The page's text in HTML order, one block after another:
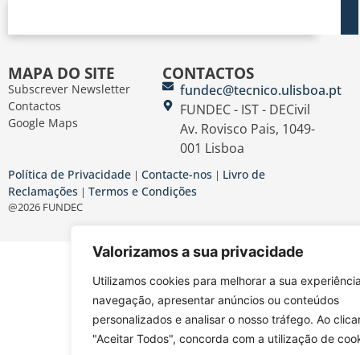
Valorizamos a sua privacidade
Utilizamos cookies para melhorar a sua
navegação, apresentar anúncios ou conteúdos
personalizados e analisar o nosso tráfego. Ao
"Aceitar Todos", concorda com a utilização de
MAPA DO SITE
Subscrever Newsletter
Contactos
Google Maps
CONTACTOS
fundec@tecnico.ulisboa.pt
FUNDEC - IST - DECivil
Av. Rovisco Pais, 1049-
001 Lisboa
Política de Privacidade | Contacte-nos | Livro de
Reclamações | Termos e Condições
@2026 FUNDEC